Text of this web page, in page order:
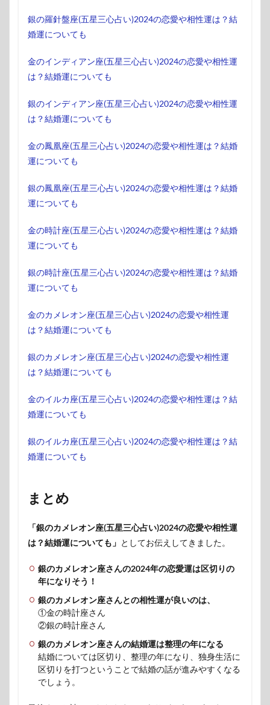
銀の羅針盤座(五星三心占い)2024の恋愛や相性運は？結
婚運についても
金のインディアン座(五星三心占い)2024の恋愛や相性運
は？結婚運についても
銀のインディアン座(五星三心占い)2024の恋愛や相性運
は？結婚運についても
金の鳳凰座(五星三心占い)2024の恋愛や相性運は？結婚
運についても
銀の鳳凰座(五星三心占い)2024の恋愛や相性運は？結婚
運についても
金の時計座(五星三心占い)2024の恋愛や相性運は？結婚
運についても
銀の時計座(五星三心占い)2024の恋愛や相性運は？結婚
運についても
金のカメレオン座(五星三心占い)2024の恋愛や相性運
は？結婚運についても
銀のカメレオン座(五星三心占い)2024の恋愛や相性運
は？結婚運についても
金のイルカ座(五星三心占い)2024の恋愛や相性運は？結
婚運についても
銀のイルカ座(五星三心占い)2024の恋愛や相性運は？結
婚運についても
まとめ
「銀のカメレオン座(五星三心占い)2024の恋愛や相性運
は？結婚運についても」 としてお伝えしてきました。
銀のカメレオン座さんの2024年の恋愛運は区切りの
年になりそう！
銀のカメレオン座さんとの相性運が良いのは、
①金の時計座さん
②銀の時計座さん
銀のカメレオン座さんの結婚運は整理の年になる
結婚については区切り、整理の年になり、独身生活に
区切りを打つということで結婚の話が進みやすくなる
でしょう。